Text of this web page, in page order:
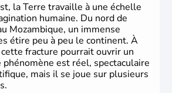
la Terre travaille à une échelle
humaine. Du nord de
Mozambique, un immense
étire peu à peu le continent. À
fracture pourrait ouvrir un
phénomène est réel, spectaculaire
mais il se joue sur plusieurs